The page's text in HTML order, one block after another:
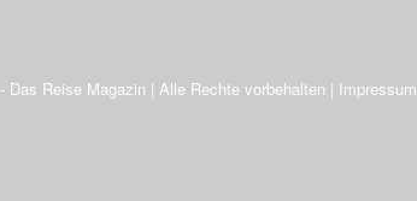
- Das Reise Magazin | Alle Rechte vorbehalten | Impressum